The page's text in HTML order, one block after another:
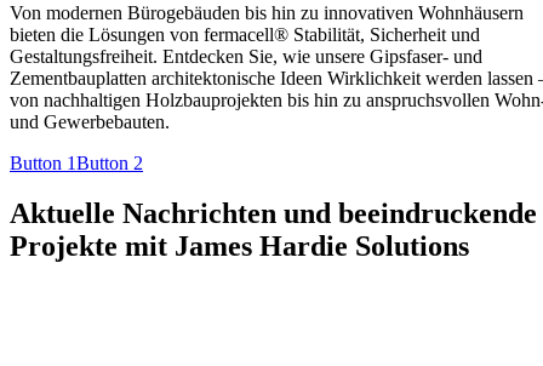
Von modernen Bürogebäuden bis hin zu innovativen Wohnhäusern
bieten die Lösungen von fermacell® Stabilität, Sicherheit und
Gestaltungsfreiheit. Entdecken Sie, wie unsere Gipsfaser- und
Zementbauplatten architektonische Ideen Wirklichkeit werden lassen
von nachhaltigen Holzbauprojekten bis hin zu anspruchsvollen
und Gewerbebauten.
Button 1Button 2
Aktuelle Nachrichten und beeindruckende
Projekte mit James Hardie Solutions